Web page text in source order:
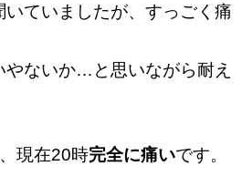
ていましたが、すっごく痛
ないか…と思いながら耐え
現在20時完全に痛いです。